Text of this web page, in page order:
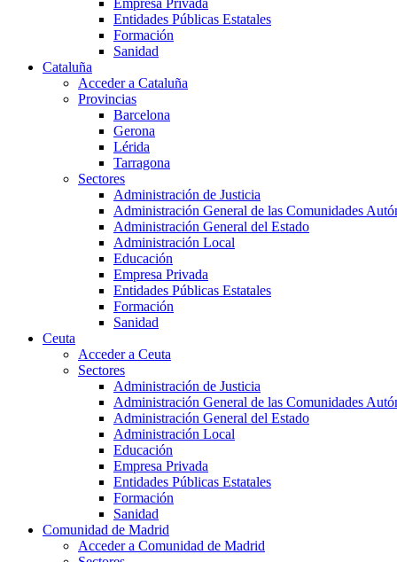
Empresa Privada
Entidades Públicas Estatales
Formación
Sanidad
Cataluña
Acceder a Cataluña
Provincias
Barcelona
Gerona
Lérida
Tarragona
Sectores
Administración de Justicia
Administración General de las Comunidades
Administración General del Estado
Administración Local
Educación
Empresa Privada
Entidades Públicas Estatales
Formación
Sanidad
Ceuta
Acceder a Ceuta
Sectores
Administración de Justicia
Administración General de las Comunidades
Administración General del Estado
Administración Local
Educación
Empresa Privada
Entidades Públicas Estatales
Formación
Sanidad
Comunidad de Madrid
Acceder a Comunidad de Madrid